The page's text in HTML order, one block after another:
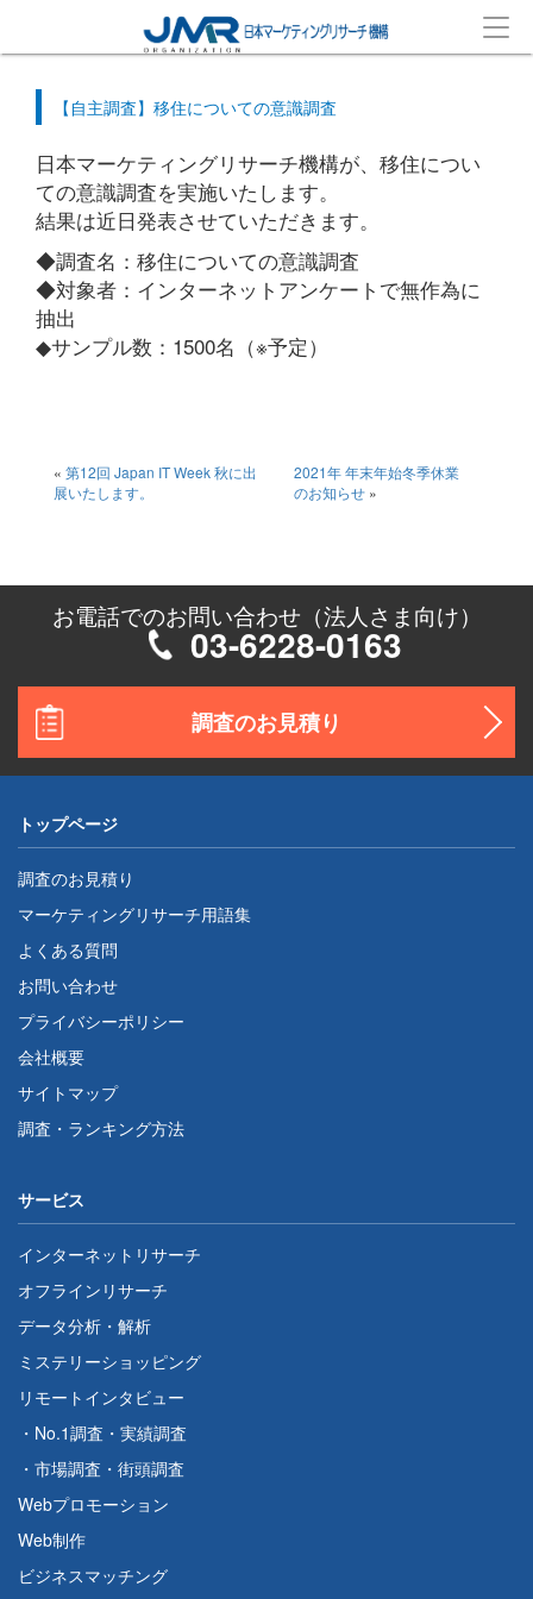
【自主調査】移住についての意識調査
日本マーケティングリサーチ機構が、移住につい
ての意識調査を実施いたします。
結果は近日発表させていただきます。
◆調査名：移住についての意識調査
◆対象者：インターネットアンケートで無作為に
抽出
◆サンプル数：1500名（※予定）
« 第12回 Japan IT Week 秋に出
展いたします。
2021年 年末年始冬季休業
のお知らせ »
お電話でのお問い合わせ（法人さま向け）
03-6228-0163
調査のお見積り
トップページ
調査のお見積り
マーケティングリサーチ用語集
よくある質問
お問い合わせ
プライバシーポリシー
会社概要
サイトマップ
調査・ランキング方法
サービス
インターネットリサーチ
オフラインリサーチ
データ分析・解析
ミステリーショッピング
リモートインタビュー
・ No.1調査 ・ 実績調査
・ 市場調査 ・ 街頭調査
Webプロモーション
Web制作
ビジネスマッチング